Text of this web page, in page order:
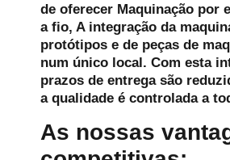
de oferecer Maquinação por
a fio, A integração da
protótipos e de peças de
num único local. Com esta
prazos de entrega são
a qualidade é controlada a
As nossas